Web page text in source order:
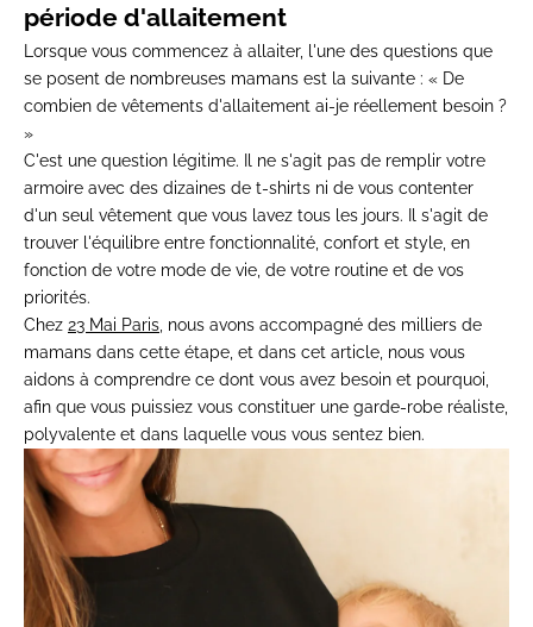
période d'allaitement
Lorsque vous commencez à allaiter, l'une des questions que
se posent de nombreuses mamans est la suivante : « De
combien de vêtements d'allaitement ai-je réellement besoin ?
»
C'est une question légitime. Il ne s'agit pas de remplir votre
armoire avec des dizaines de t-shirts ni de vous contenter
d'un seul vêtement que vous lavez tous les jours. Il s'agit de
trouver l'équilibre entre fonctionnalité, confort et style, en
fonction de votre mode de vie, de votre routine et de vos
priorités.
Chez 23 Mai Paris , nous avons accompagné des milliers de
mamans dans cette étape, et dans cet article, nous vous
aidons à comprendre ce dont vous avez besoin et pourquoi,
afin que vous puissiez vous constituer une garde-robe réaliste,
polyvalente et dans laquelle vous vous sentez bien.